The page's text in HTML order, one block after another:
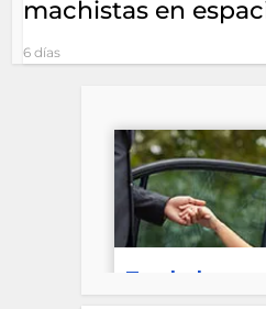
machistas en
6 días